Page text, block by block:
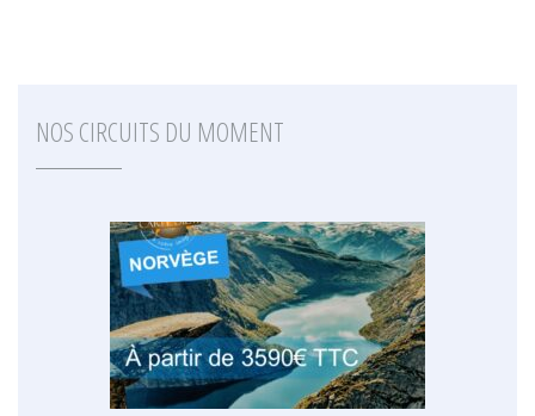
NOS CIRCUITS DU MOMENT